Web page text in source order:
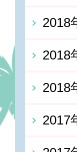
2018
2018
2018
2017